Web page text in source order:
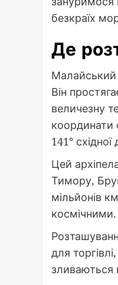
безкраїх
Де
Малайський
Він
величезну
координати
141° східної
Цей
Тимору,
мільйонів
космічними.
для
зливаються